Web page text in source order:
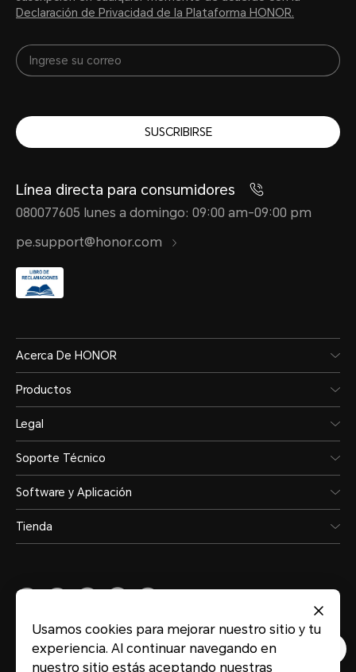
Declaración de Privacidad de la Plataforma HONOR.
SUSCRIBIRSE
Línea directa para consumidores
080077605 lunes a domingo: 09:00 am-09:00 pm
pe.support@honor.com
Acerca De HONOR
Productos
Legal
Soporte Técnico
Software y Aplicación
Tienda
Peru (Español)
Usamos cookies para mejorar nuestro sitio y tu
experiencia. Al continuar navegando en
nuestro sitio estás aceptando nuestras